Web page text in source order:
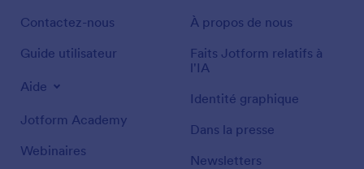
Contactez-nous
Guide utilisateur
Aide
Jotform Academy
Webinaires
À propos de nous
Faits Jotform relatifs à
l'IA
Identité graphique
Dans la presse
Newsletters